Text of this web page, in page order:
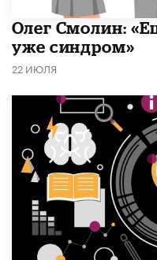
​Олег Смолин:
уже синдром»
22 ИЮЛЯ